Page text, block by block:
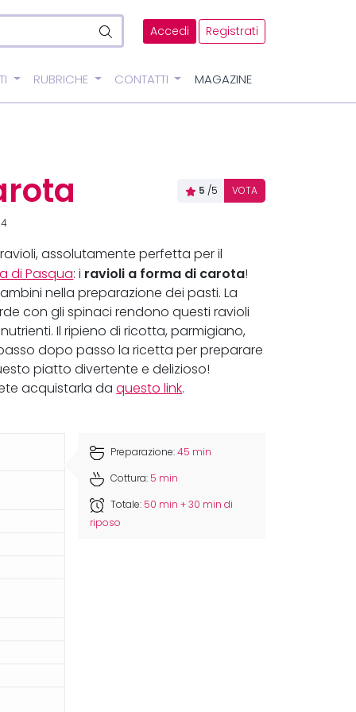
Accedi Registrati
RUBRICHE CONTATTI MAGAZINE
5 /5 VOTA
assolutamente perfetta per il
di Pasqua: i ravioli a forma di carota!
nella preparazione dei pasti. La
con gli spinaci rendono questi ravioli
Il ripieno di ricotta, parmigiano,
dopo passo la ricetta per preparare
piatto divertente e delizioso!
acquistarla daquesto link.
Preparazione:45 min
Cottura: 5 min
Totale: 50 min + 30 min di
riposo